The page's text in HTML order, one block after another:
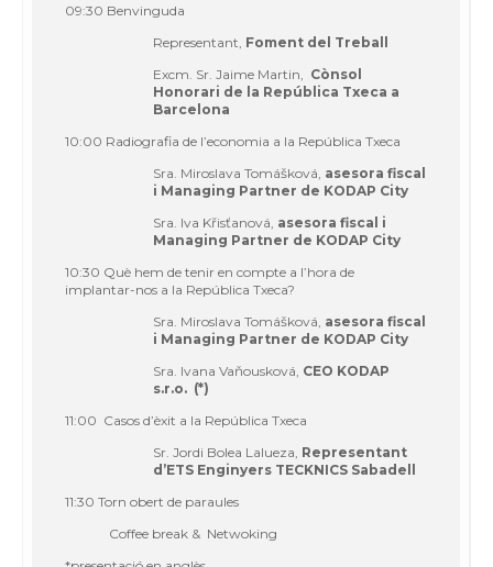
09:30 Benvinguda
Representant, Foment del Treball
Excm. Sr. Jaime Martin,
Cònsol
Honorari de la República Txeca a
Barcelona
10:00 Radiografia de l’economia a la República Txeca
Sra. Miroslava Tomášková, asesora fiscal
i Managing Partner de KODAP City
Sra. Iva Křisťanová, asesora fiscal i
Managing Partner de KODAP City
10:30 Què hem de tenir en compte a l’hora de
implantar-nos a la República Txeca?
Sra. Miroslava Tomášková, asesora fiscal
i Managing Partner de KODAP City
Sra. Ivana Vaňousková, CEO KODAP
s.r.o. (*)
11:00 Casos d’èxit a la República Txeca
Sr. Jordi Bolea Lalueza, Representant
d’ETS Enginyers TECKNICS Sabadell
11:30 Torn obert de paraules
Coffee break & Netwoking